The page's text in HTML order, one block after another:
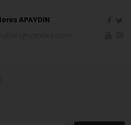
APAYDIN